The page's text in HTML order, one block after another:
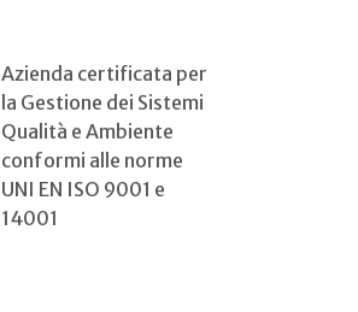
Azienda certificata per
la Gestione dei Sistemi
Qualità e Ambiente
conformi alle norme
UNI EN ISO 9001 e
14001